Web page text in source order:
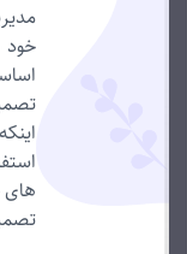
خود
های